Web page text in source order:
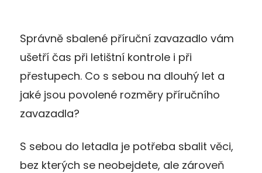
Správně sbalené příruční zavazadlo vám
ušetří čas při letištní kontrole i při
přestupech. Co s sebou na dlouhý let a
jaké jsou povolené rozměry příručního
zavazadla?
S sebou do letadla je potřeba sbalit věci,
bez kterých se neobejdete, ale zároveň